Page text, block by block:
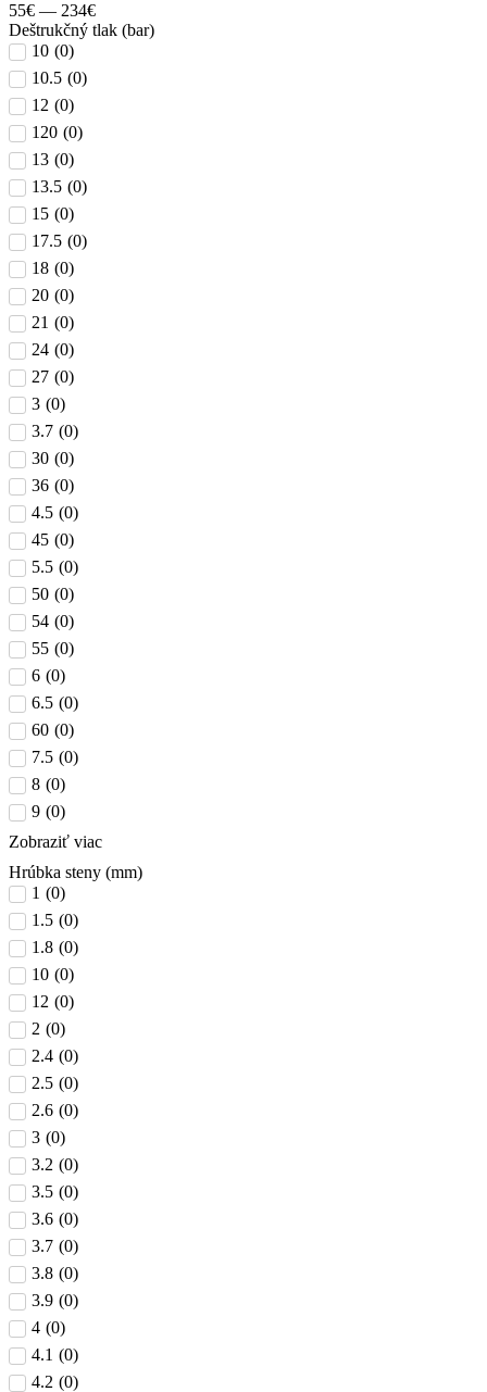
55€ — 234€
Deštrukčný tlak (bar)
10 (0)
10.5 (0)
12 (0)
120 (0)
13 (0)
13.5 (0)
15 (0)
17.5 (0)
18 (0)
20 (0)
21 (0)
24 (0)
27 (0)
3 (0)
3.7 (0)
30 (0)
36 (0)
4.5 (0)
45 (0)
5.5 (0)
50 (0)
54 (0)
55 (0)
6 (0)
6.5 (0)
60 (0)
7.5 (0)
8 (0)
9 (0)
Zobraziť viac
Hrúbka steny (mm)
1 (0)
1.5 (0)
1.8 (0)
10 (0)
12 (0)
2 (0)
2.4 (0)
2.5 (0)
2.6 (0)
3 (0)
3.2 (0)
3.5 (0)
3.6 (0)
3.7 (0)
3.8 (0)
3.9 (0)
4 (0)
4.1 (0)
4.2 (0)